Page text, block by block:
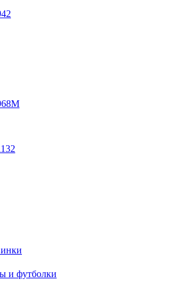
и футболки